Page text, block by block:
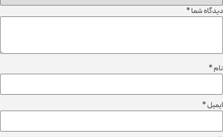
دیدگاه شما*
نام*
ایمیل*